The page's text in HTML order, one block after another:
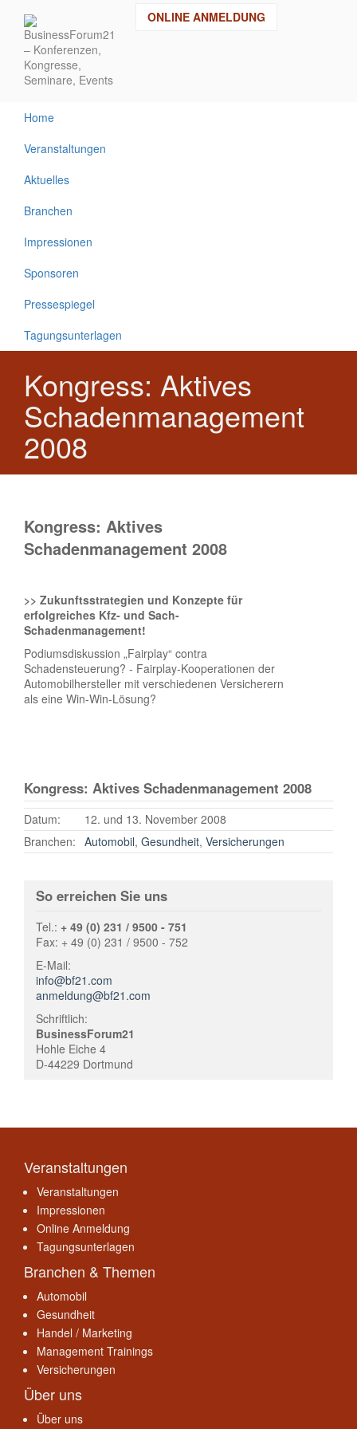
Inhalt
ONLINE ANMELDUNG
Home
Veranstaltungen
Aktuelles
Branchen
Impressionen
Sponsoren
Pressespiegel
Tagungsunterlagen
Kongress: Aktives
Schadenmanagement
2008
Kongress: Aktives
Schadenmanagement 2008
>> Zukunftsstrategien und Konzepte für
erfolgreiches Kfz- und Sach-
Schadenmanagement!
Podiumsdiskussion „Fairplay“ contra
Schadensteuerung? - Fairplay-Kooperationen der
Automobilhersteller mit verschiedenen Versicherern
als eine Win-Win-Lösung?
Kongress: Aktives Schadenmanagement 2008
Datum:
12. und 13. November 2008
Branchen: Automobil, Gesundheit, Versicherungen
So erreichen Sie uns
Tel.: + 49 (0) 231 / 9500 - 751
Fax: + 49 (0) 231 / 9500 - 752
E-Mail:
info@bf21.com
anmeldung@bf21.com
Schriftlich:
BusinessForum21
Hohle Eiche 4
D-44229 Dortmund
Veranstaltungen
Veranstaltungen
Impressionen
Online Anmeldung
Tagungsunterlagen
Branchen & Themen
Automobil
Gesundheit
Handel / Marketing
Management Trainings
Versicherungen
Über uns
Über uns